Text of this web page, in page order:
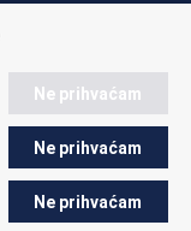
Ne prihvaćam
Ne prihvaćam
Ne prihvaćam